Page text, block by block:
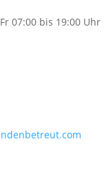
07:00 bis 19:00 Uhr